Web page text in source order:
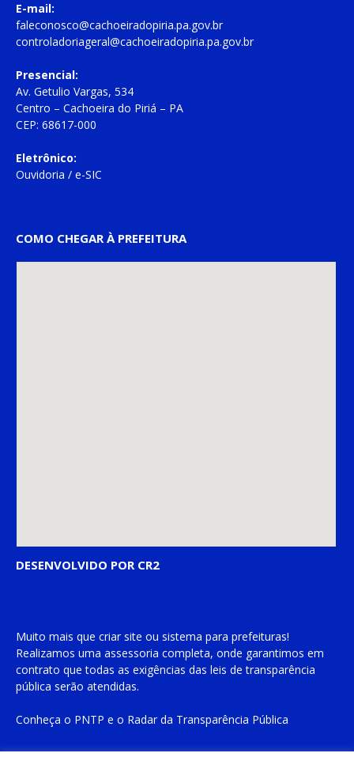
E-mail:
faleconosco@cachoeiradopiria.pa.gov.br
controladoriageral@cachoeiradopiria.pa.gov.br
Presencial:
Av. Getulio Vargas, 534
Centro – Cachoeira do Piriá – PA
CEP: 68617-000
Eletrônico:
Ouvidoria / e-SIC
COMO CHEGAR À PREFEITURA
DESENVOLVIDO POR CR2
Muito mais que criar site ou sistema para prefeituras!
Realizamos uma assessoria completa, onde garantimos em
contrato que todas as exigências das leis de transparência
pública serão atendidas.
Conheça o PNTP e o Radar da Transparência Pública